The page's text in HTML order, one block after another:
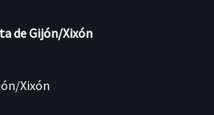
de Gijón/Xixón
Xixón